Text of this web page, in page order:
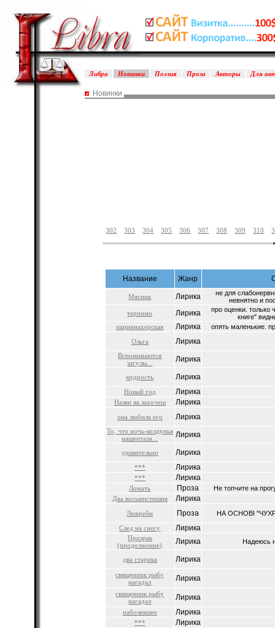
Либра Новинки Поэзия Проза Авторы Для
Новинки
302 303 304 305 306 307 308 309 310
Название Жанр
Мясник Лирика
не для
невнятно и
терпимо
Лирика
про оценки. только
книге"
парикмахерская
Лирика
опять маленькие.
Ольга
Лирика
Вспоминаются
загулы...
Лирика
мудрость Лирика
Новый год Лирика
Назви як захочеш Лирика
она любила его Лирика
То, что ночь-колдунья
нашептала...
Лирика
удивительно Лирика
*** Лирика
*** Лирика
Ломать Проза
Не топчите на
Два восьмистишия
Лирика
Люкрейн Проза
НА ОСНОВІ
След на снегу
Лирика
Призрак
(продолжение)
Лирика Надеюсь
два старика Лирика
священник рыбу
нагадал
Лирика
священник рыбу
нагадал
Лирика
наболевшее Лирика
*** Лирика